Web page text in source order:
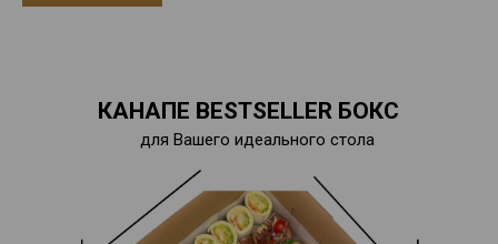
КАНАПЕ BESTSELLER БОКС
для Вашего идеального стола